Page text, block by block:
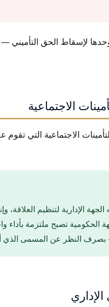
لإسقاط الحق
الاجتماعية
الاجتماعية التي
الإدارية لتنظيم العلاقة،
تصبح ملتزمة بأداء
النظر عن المسمى الذي